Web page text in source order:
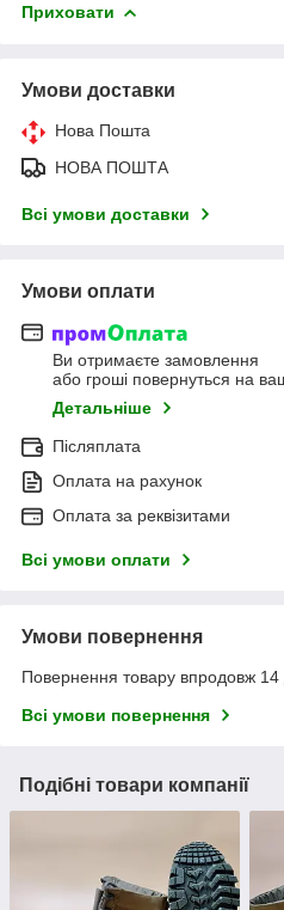
Приховати
Умови доставки
Нова Пошта
НОВА ПОШТА
Всі умови доставки
Умови оплати
Ви отримаєте замовлення
або гроші повернуться на
Детальніше
Післяплата
Оплата на рахунок
Оплата за реквізитами
Всі умови оплати
Умови повернення
Повернення товару впродовж 14
Всі умови повернення
Подібні товари компанії